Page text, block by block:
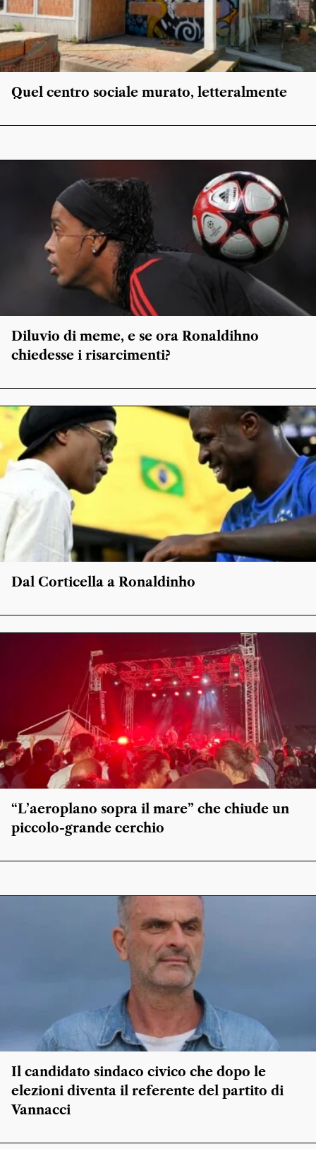
Quel centro sociale murato, letteralmente
Diluvio di meme, e se ora Ronaldihno
chiedesse i risarcimenti?
Dal Corticella a Ronaldinho
“L’aeroplano sopra il mare” che chiude un
piccolo-grande cerchio
Il candidato sindaco civico che dopo le
elezioni diventa il referente del partito di
Vannacci